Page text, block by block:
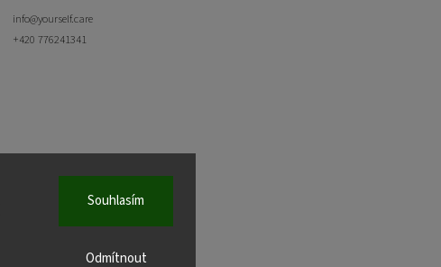
Odmítnout
Souhlasím
info@yourself.care
+420 776241341